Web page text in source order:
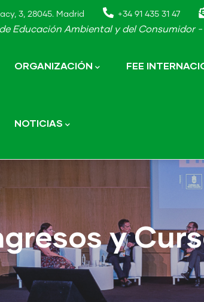
3, 28045. Madrid +34 91 435 31 47
Educación Ambiental y del Consumidor
navigation
ORGANIZACIÓN FEE
NOTICIAS
y